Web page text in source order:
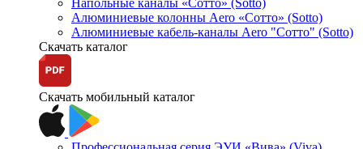
Алюминиевые колонны Aero «Сотто» (Sotto)
Алюминиевые кабель-каналы Aero "Сотто" (Sotto)
Скачать каталог
Скачать мобильный каталог